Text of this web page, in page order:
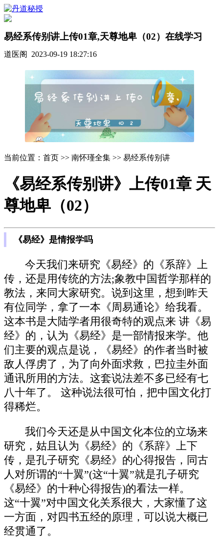
易经系传别讲上传01章,天尊地卑（02）在线学习
道医阁 2023-09-19 18:27:16
当前位置：首页 >> 南怀瑾全集 >> 易经系传别讲
《易经系传别讲》上传01章 天
尊地卑（02）
《易经》是情报学吗
今天我们来研究《易经》的《系辞》上
传，还是用传统的方法;象教中国哲学那样的
教法，来同大家研究。说到这里，想到昨天
有位同学，拿了一本《周易通论》给我看。
这本书是大陆学者用很奇特的观点来 讲《易
经》的，认为《易经》是一部情报来学。他
们主要的观点是说，《易经》的作者当时被
敌人俘虏了，为了向外面求救，巴拉圭外面
通讯所用的方法。这套说法差不多已经有七
八十年了。 这种说法很可怕，把中国文化打
得稀烂。
我们今天还是从中国文化本位的立场来
研究，姑且认为《易经》的《系辞》上下
传，是孔子研究《易经》的心得报告，同古
人对所谓的“十翼”(这“十翼”就是孔子研究
《易经》的十种心得报告)的看法一样。
这“十翼”对中国文化关系很大，大家懂了这
一方面，对四书五经的原理，可以说大概已
经贯通了。